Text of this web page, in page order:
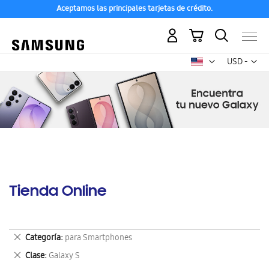
Aceptamos las principales tarjetas de crédito.
USD -
dólar
Mi carrito
Tienda Online
Categoría para Smartphones
Eliminar
este
artículo
Clase Galaxy S
Eliminar